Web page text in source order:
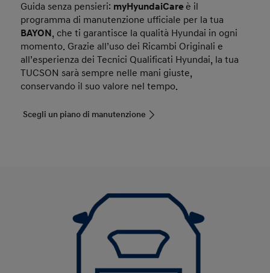
Guida senza pensieri: myHyundaiCare è il
programma di manutenzione ufficiale per la tua
BAYON, che ti garantisce la qualità Hyundai in ogni
momento. Grazie all’uso dei Ricambi Originali e
all’esperienza dei Tecnici Qualificati Hyundai, la tua
TUCSON sarà sempre nelle mani giuste,
conservando il suo valore nel tempo.
Scegli un piano di manutenzione